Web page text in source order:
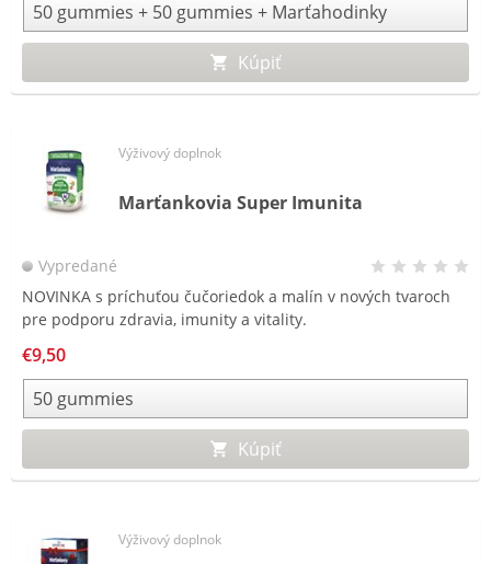
Clowndoctors.
Kúpiť
Výživový doplnok
Marťankovia Super Imunita
Vypredané
NOVINKA s príchuťou čučoriedok a malín v nových tvaroch
pre podporu zdravia, imunity a vitality.
€9,50
Kúpiť
Výživový doplnok